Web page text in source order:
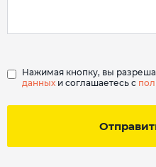
Нажимая кнопку, вы
данных и соглашаетесь с